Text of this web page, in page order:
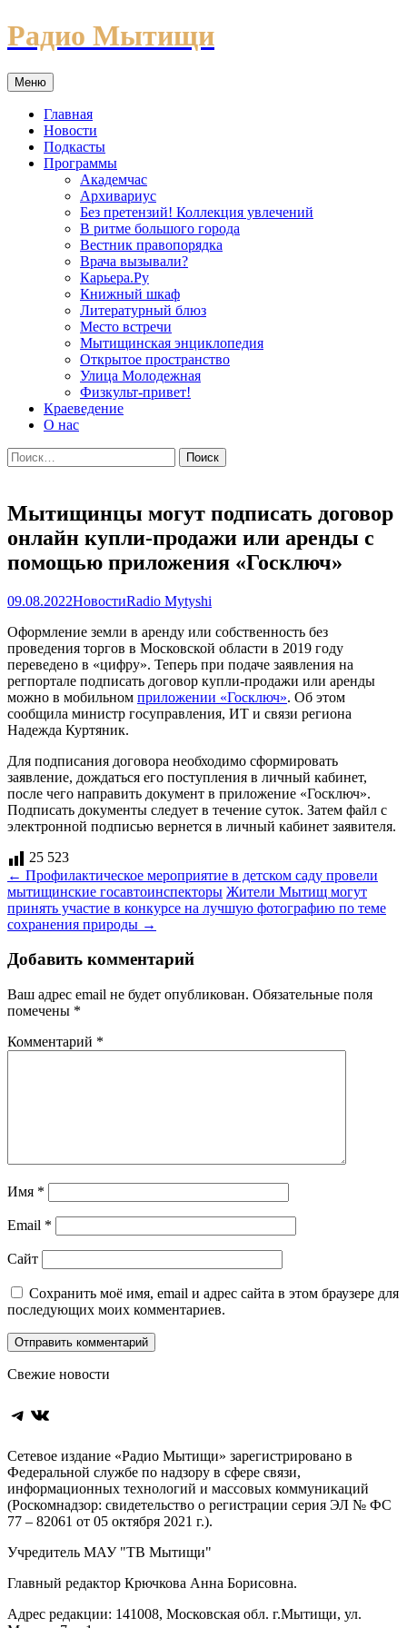
Перейти
к
Радио Мытищи
Меню
Главная
Новости
Подкасты
Программы
Академчас
Архивариус
Без претензий! Коллекция увлечений
В ритме большого города
Вестник правопорядка
Врача вызывали?
Карьера.Ру
Книжный шкаф
Литературный блюз
Место встречи
Мытищинская энциклопедия
Открытое пространство
Улица Молодежная
Физкульт-привет!
Краеведение
О нас
Найти:
Мытищинцы могут подписать договор
онлайн купли-продажи или аренды с
помощью приложения «Госключ»
09.08.2022НовостиRadio Mytyshi
Оформление земли в аренду или собственность без
проведения торгов в Московской области в 2019 году
переведено в «цифру». Теперь при подаче заявления на
регпортале подписать договор купли-продажи или аренды
можно в мобильном приложении «Госключ». Об этом
сообщила министр госуправления, ИТ и связи региона
Надежда Куртяник.
Для подписания договора необходимо сформировать
заявление, дождаться его поступления в личный кабинет,
после чего направить документ в приложение «Госключ».
Подписать документы следует в течение суток. Затем файл с
электронной подписью вернется в личный кабинет заявителя.
25 523
Навигация
по
записям
← Профилактическое мероприятие в детском саду провели
мытищинские госавтоинспекторы Жители Мытищ могут
принять участие в конкурсе на лучшую фотографию по теме
сохранения природы →
Добавить комментарий
Ваш адрес email не будет опубликован. Обязательные поля
помечены *
Комментарий *
Имя *
Email *
Сайт
Сохранить моё имя, email и адрес сайта в этом браузере для
последующих моих комментариев.
Свежие новости
Telegram
ВКонтакте
Сетевое издание «Радио Мытищи» зарегистрировано в
Федеральной службе по надзору в сфере связи,
информационных технологий и массовых коммуникаций
(Роскомнадзор: свидетельство о регистрации серия ЭЛ № ФС
77 – 82061 от 05 октября 2021 г.).
Учредитель МАУ "ТВ Мытищи"
Главный редактор Крючкова Анна Борисовна.
Адрес редакции: 141008, Московская обл. г.Мытищи, ул.